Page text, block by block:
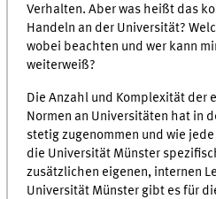
Verhalten. Aber was heißt das
Handeln an der Universität?
wobei beachten und wer kann
weiterweiß?
Die Anzahl und Komplexität der
Normen an Universitäten hat in
stetig zugenommen und wie
die Universität Münster
zusätzlichen eigenen, internen
Universität Münster gibt es für